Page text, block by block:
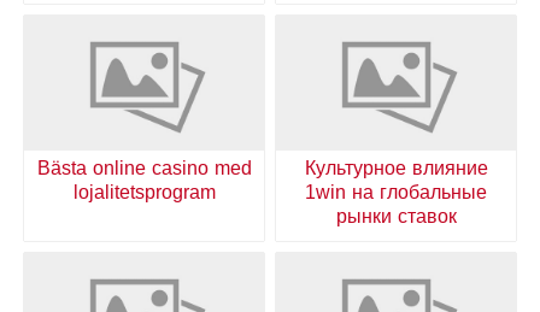
Культурное влияние
1win на глобальные
рынки ставок
Bästa online casino med
lojalitetsprogram